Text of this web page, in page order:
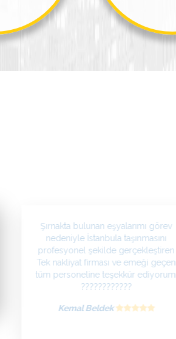
Şırnakta bulunan eşyalarımı görev
nedeniyle İstanbula taşınmasını
profesyonel şekilde gerçekleştiren
Tek nakliyat firması ve emeği geçen
tüm personeline teşekkür ediyorum.
????????????
Kemal Beldek